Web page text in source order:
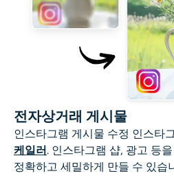
전자상거래 게시물
인스타그램 게시물 수정 인스타
케일러. 인스타그램 샵, 광고 등
정확하고 세밀하게 만들 수 있습